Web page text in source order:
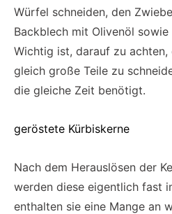
Würfel schneiden, den
Backblech mit Olivenöl sowie
Wichtig ist, darauf zu achten,
gleich große Teile zu
die gleiche Zeit benötigt.
geröstete Kürbiskerne
Nach dem Herauslösen der
werden diese eigentlich fast
enthalten sie eine Mange an